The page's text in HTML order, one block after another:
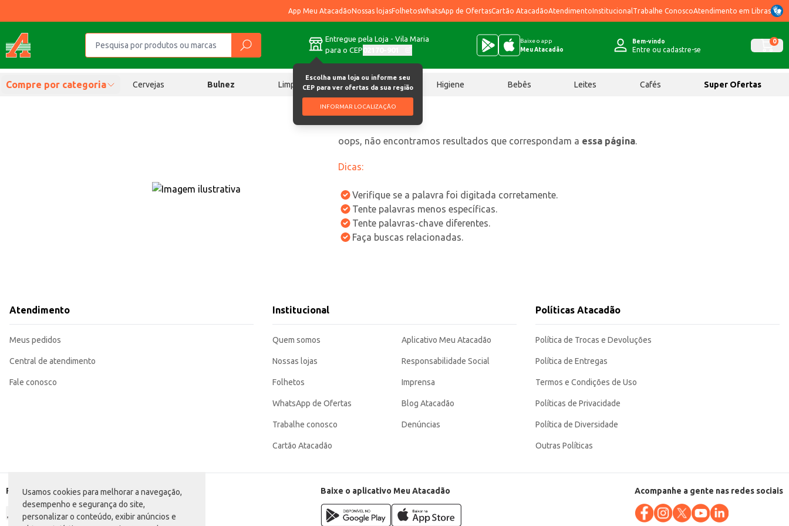
Usamos cookies para melhorar a navegação,
desempenho e segurança do site,
personalizar o conteúdo, exibir anúncios e
App Meu AtacadãoNossas lojasFolhetosWhatsApp de OfertasCartão AtacadãoAtendimentoInstitucional Trabalhe ConoscoAtendimento em Libras
Entregue pela Loja - Vila Maria
para o CEP
Escolha uma loja ou informe seu
CEP para ver ofertas da sua região
INFORMAR LOCALIZAÇÃO
Baixe o app
Meu Atacadão
Bem-vindo
Entre ou cadastre-se
0
Compre por categoria Cervejas Bulnez Limpeza Chocolates Higiene Bebês Leites Cafés Super Ofertas
oops, não encontramos resultados que correspondam a essa página.
Dicas:
Verifique se a palavra foi digitada corretamente.
Tente palavras menos específicas.
Tente palavras-chave diferentes.
Faça buscas relacionadas.
Atendimento
Meus pedidos
Central de atendimento
Fale conosco
Institucional
Quem somos
Nossas lojas
Folhetos
WhatsApp de Ofertas
Trabalhe conosco
Cartão Atacadão
Aplicativo Meu Atacadão
Responsabilidade Social
Imprensa
Blog Atacadão
Denúncias
Políticas Atacadão
Política de Trocas e Devoluções
Política de Entregas
Termos e Condições de Uso
Políticas de Privacidade
Política de Diversidade
Outras Políticas
Formas de pagamento Baixe o aplicativo Meu Atacadão Acompanhe a gente nas redes sociais